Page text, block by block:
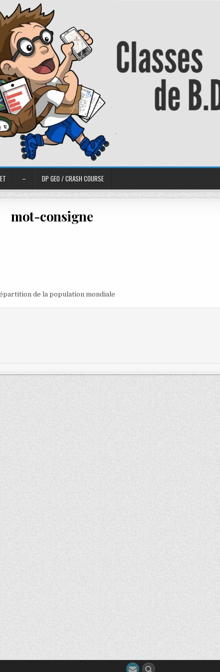
– DP GEO / CRASH COURSE
mot-consigne
de la population mondiale